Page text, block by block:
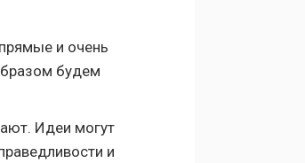
и очень
будем
Идеи могут
и